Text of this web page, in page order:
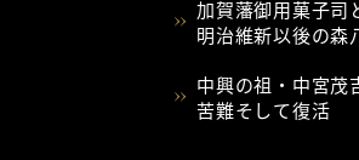
加賀藩御用菓子司
明治維新以後の森
中興の祖・中宮茂
苦難そして復活